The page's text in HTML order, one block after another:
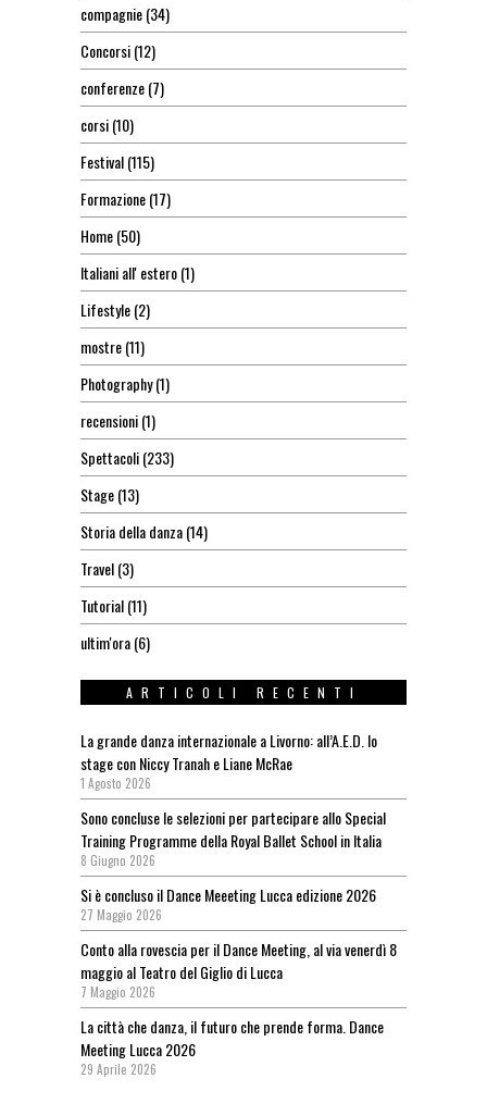
compagnie(34)
Concorsi(12)
conferenze(7)
corsi(10)
Festival(115)
Formazione(17)
Home(50)
Italiani all' estero(1)
Lifestyle(2)
mostre(11)
Photography(1)
recensioni(1)
Spettacoli(233)
Stage(13)
Storia della danza(14)
Travel(3)
Tutorial(11)
ultim'ora(6)
ARTICOLI RECENTI
La grande danza internazionale a Livorno: all’A.E.D. lo
stage con Niccy Tranah e Liane McRae
1 Agosto 2026
Sono concluse le selezioni per partecipare allo Special
Training Programme della Royal Ballet School in Italia
8 Giugno 2026
Si è concluso il Dance Meeeting Lucca edizione 2026
27 Maggio 2026
Conto alla rovescia per il Dance Meeting, al via venerdì 8
maggio al Teatro del Giglio di Lucca
7 Maggio 2026
La città che danza, il futuro che prende forma. Dance
Meeting Lucca 2026
29 Aprile 2026